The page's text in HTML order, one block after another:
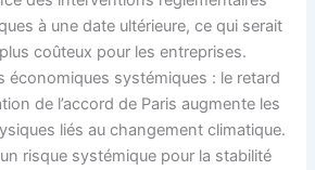
à une date ultérieure, ce qui serait
coûteux pour les entreprises.
économiques systémiques : le retard
de l’accord de Paris augmente les
liés au changement climatique.
risque systémique pour la stabilité